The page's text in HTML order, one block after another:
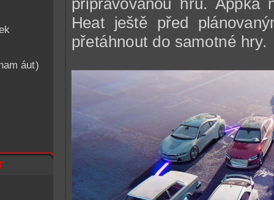
áut)
Heat ještě před
přetáhnout do samotné hry.